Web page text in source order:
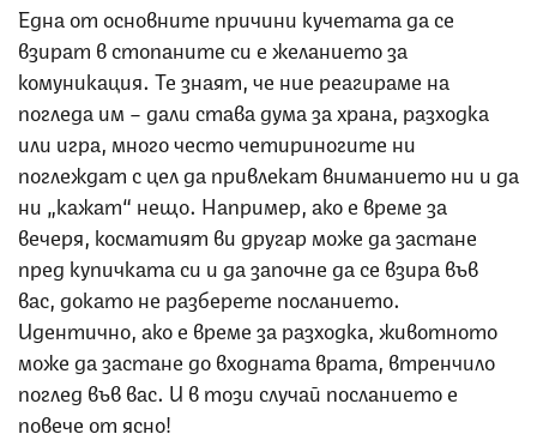
Една от основните причини кучетата да се
взират в стопаните си е желанието за
комуникация. Те знаят, че ние реагираме на
погледа им – дали става дума за храна, разходка
или игра, много често четириногите ни
поглеждат с цел да привлекат вниманието ни и да
ни „кажат“ нещо. Например, ако е време за
вечеря, косматият ви другар може да застане
пред купичката си и да започне да се взира във
вас, докато не разберете посланието.
Идентично, ако е време за разходка, животното
може да застане до входната врата, втренчило
поглед във вас. И в този случай посланието е
повече от ясно!